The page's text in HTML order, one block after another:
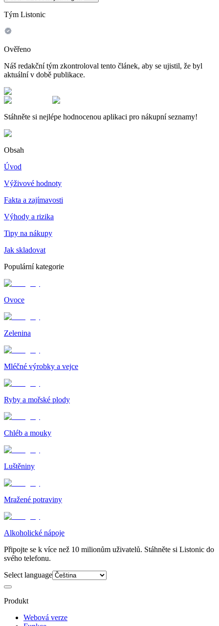
Tým Listonic
Ověřeno
Náš redakční tým zkontroloval tento článek, aby se ujistil, že byl
aktuální v době publikace.
Stáhněte si nejlépe hodnocenou aplikaci pro nákupní seznamy!
Obsah
Úvod
Výživové hodnoty
Fakta a zajímavosti
Výhody a rizika
Tipy na nákupy
Jak skladovat
Populární kategorie
Ovoce
Zelenina
Mléčné výrobky a vejce
Ryby a mořské plody
Chléb a mouky
Luštěniny
Mražené potraviny
Alkoholické nápoje
Připojte se k více než 10 milionům uživatelů. Stáhněte si Listonic do
svého telefonu.
Select language
Produkt
Webová verze